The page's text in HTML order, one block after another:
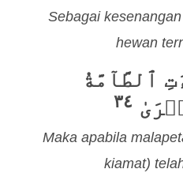
Sebagai
hewan
ٱلطَّآمَّةُ
٣٤
Maka apabila
kiamat)